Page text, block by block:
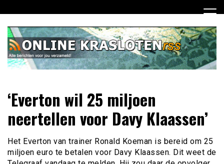
naar
inhoud
Online Krasloten RSS
jou verzameld
‘Everton wil 25 miljoen
neertellen voor Davy Klaassen’
Het Everton van trainer Ronald Koeman is bereid om 25
miljoen euro te betalen voor Davy Klaassen. Dit weet de